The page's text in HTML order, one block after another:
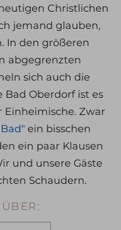
Christlichen
jemand glauben,
In den größeren
abgegrenzten
sich auch die
Bad Oberdorf ist es
Zwar
ein bisschen
ein paar Klausen
und unsere Gäste
Schaudern.